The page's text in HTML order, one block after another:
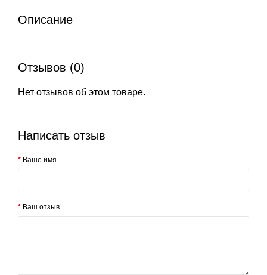
Описание
Отзывов (0)
Нет отзывов об этом товаре.
Написать отзыв
Ваше имя
Ваш отзыв